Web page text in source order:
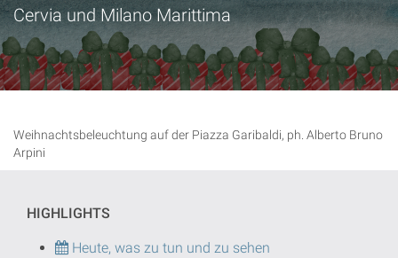
Cervia und Milano Marittima
Weihnachtsbeleuchtung auf der Piazza Garibaldi, ph. Alberto Bruno
Arpini
HIGHLIGHTS
Heute, was zu tun und zu sehen